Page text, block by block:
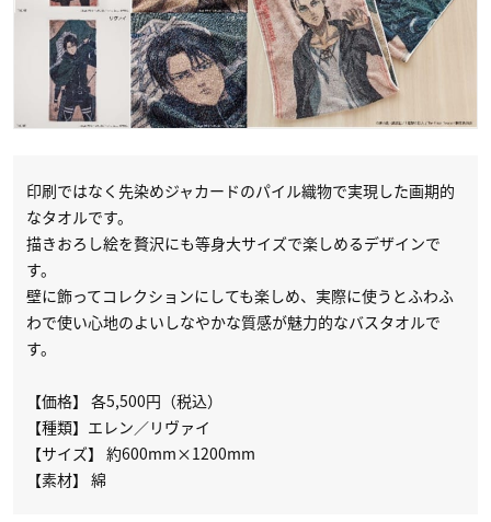
印刷ではなく先染めジャカードのパイル織物で実現した画期的
なタオルです。
描きおろし絵を贅沢にも等身大サイズで楽しめるデザインで
す。
壁に飾ってコレクションにしても楽しめ、実際に使うとふわふ
わで使い心地のよいしなやかな質感が魅力的なバスタオルで
す。
【価格】 各5,500円（税込）
【種類】エレン／リヴァイ
【サイズ】 約600mm×1200mm
【素材】 綿